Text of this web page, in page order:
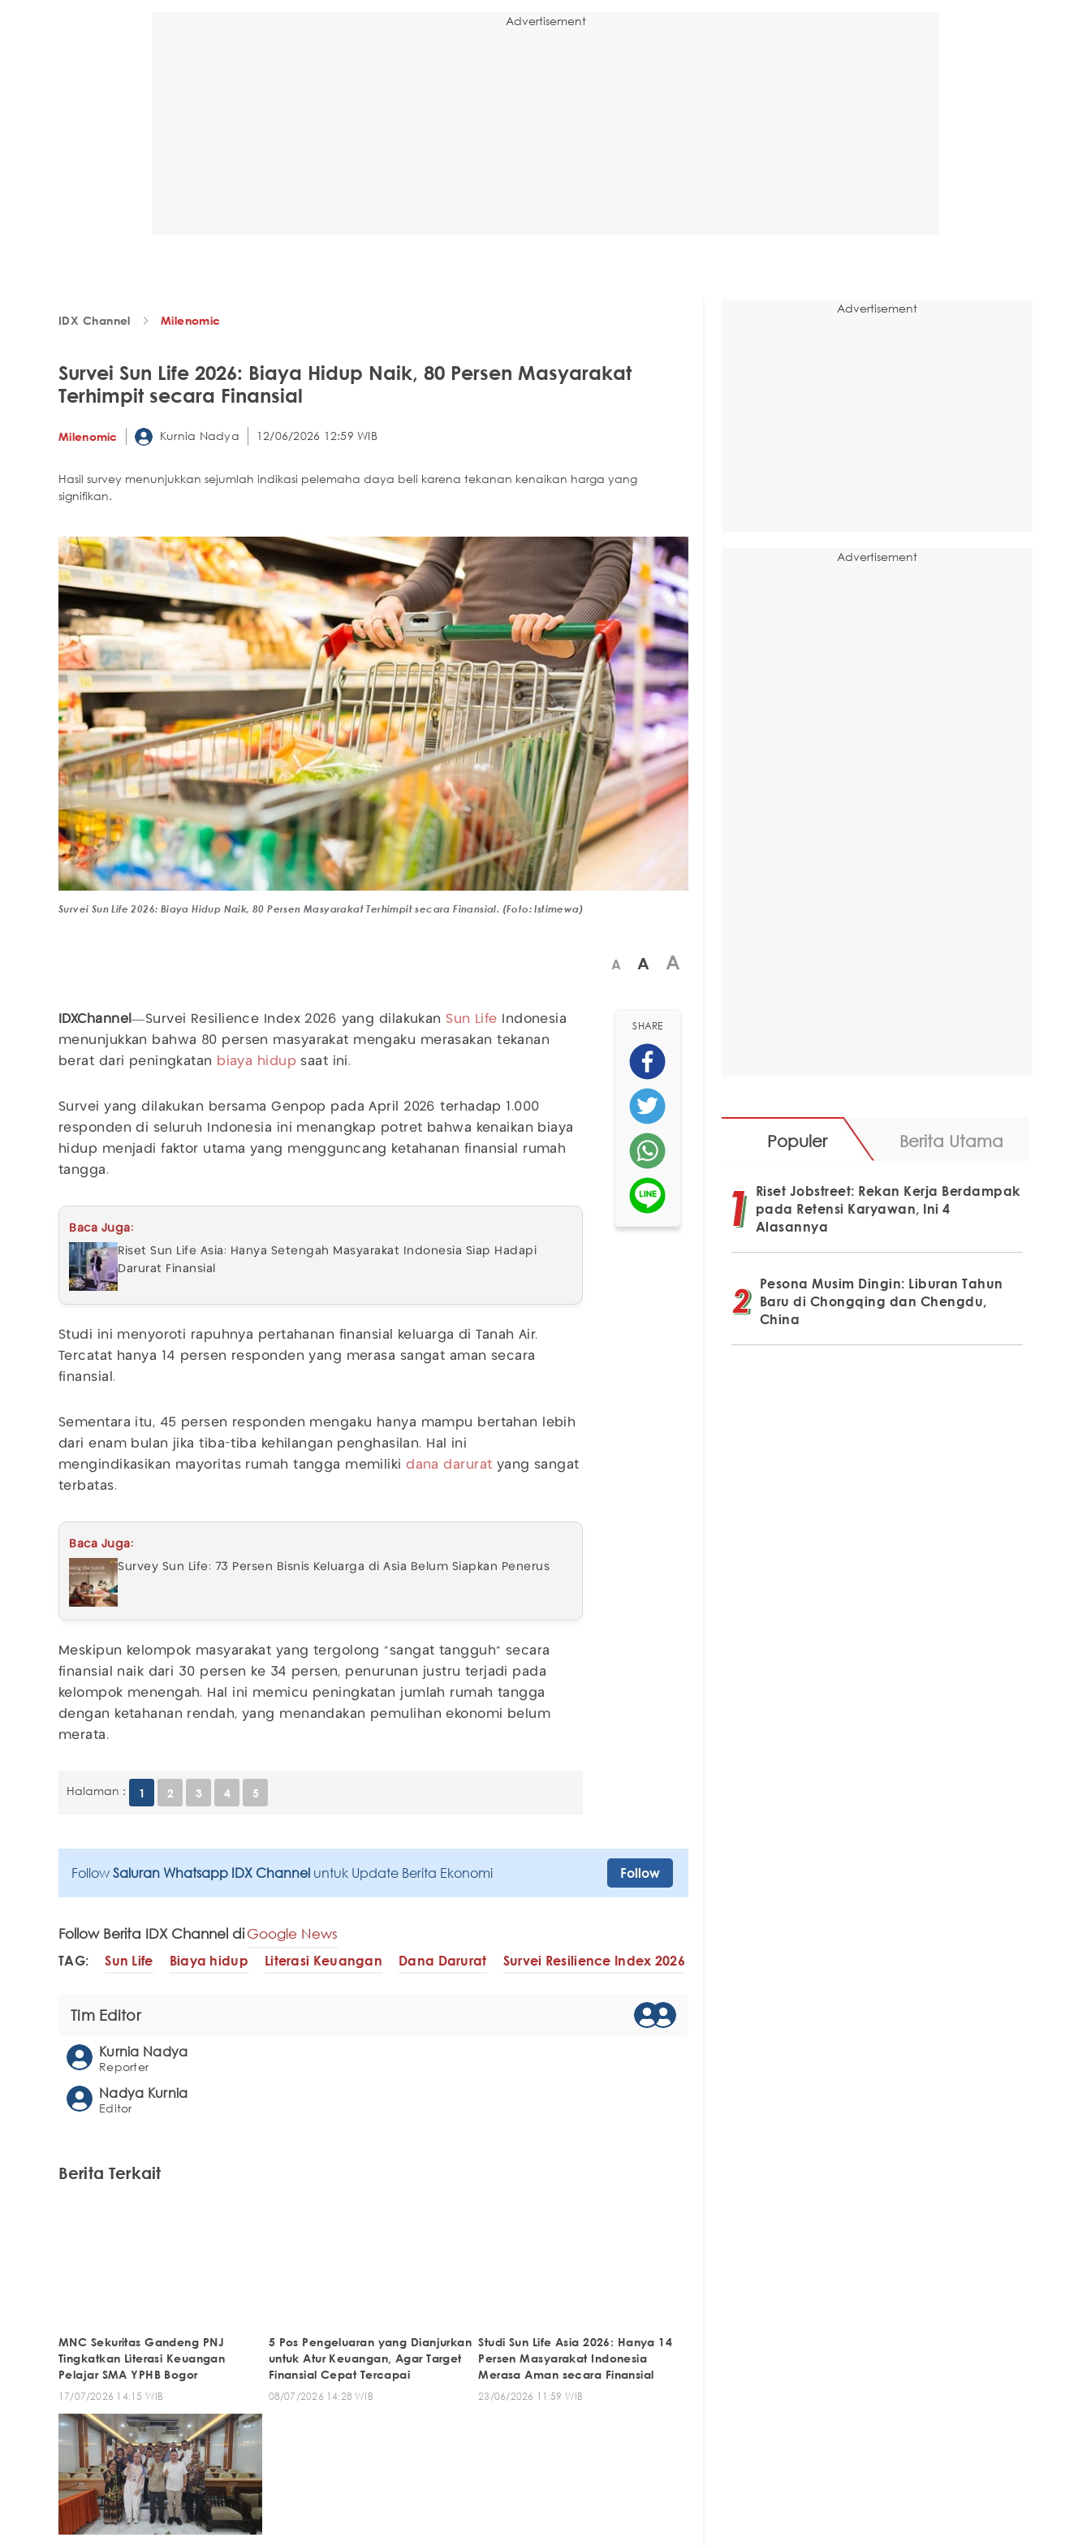
Advertisement
IDX Channel Milenomic
Survei Sun Life 2026: Biaya Hidup Naik, 80 Persen Masyarakat
Terhimpit secara Finansial
Milenomic Kurnia Nadya 12/06/2026 12:59 WIB
Hasil survey menunjukkan sejumlah indikasi pelemaha daya beli karena tekanan kenaikan harga yang
signifikan.
Survei Sun Life 2026: Biaya Hidup Naik, 80 Persen Masyarakat Terhimpit secara Finansial. (Foto: Istimewa)
A A A
IDXChannel—Survei Resilience Index 2026 yang dilakukan Sun Life Indonesia
menunjukkan bahwa 80 persen masyarakat mengaku merasakan tekanan
berat dari peningkatan biaya hidup saat ini.
Survei yang dilakukan bersama Genpop pada April 2026 terhadap 1.000
responden di seluruh Indonesia ini menangkap potret bahwa kenaikan biaya
hidup menjadi faktor utama yang mengguncang ketahanan finansial rumah
tangga.
Baca Juga:
Riset Sun Life Asia: Hanya Setengah Masyarakat Indonesia Siap Hadapi
Darurat Finansial
Studi ini menyoroti rapuhnya pertahanan finansial keluarga di Tanah Air.
Tercatat hanya 14 persen responden yang merasa sangat aman secara
finansial.
Sementara itu, 45 persen responden mengaku hanya mampu bertahan lebih
dari enam bulan jika tiba-tiba kehilangan penghasilan. Hal ini
mengindikasikan mayoritas rumah tangga memilikidana darurat yang sangat
terbatas.
Baca Juga:
Survey Sun Life: 73 Persen Bisnis Keluarga di Asia Belum Siapkan Penerus
Meskipun kelompok masyarakat yang tergolong "sangat tangguh" secara
finansial naik dari 30 persen ke 34 persen, penurunan justru terjadi pada
kelompok menengah. Hal ini memicu peningkatan jumlah rumah tangga
dengan ketahanan rendah, yang menandakan pemulihan ekonomi belum
merata.
Halaman : 1 2 3 4 5
SHARE
Follow Saluran Whatsapp IDX Channel untuk Update Berita Ekonomi Follow
Follow Berita IDX Channel diGoogle News
TAG: Sun Life Biaya hidup Literasi Keuangan Dana Darurat Survei Resilience Index 2026
Tim Editor
Kurnia Nadya
Reporter
Nadya Kurnia
Editor
Berita Terkait
MNC Sekuritas Gandeng PNJ
Tingkatkan Literasi Keuangan
Pelajar SMA YPHB Bogor
17/07/2026 14:15 WIB
5 Pos Pengeluaran yang Dianjurkan
untuk Atur Keuangan, Agar Target
Finansial Cepat Tercapai
08/07/2026 14:28 WIB
Studi Sun Life Asia 2026: Hanya 14
Persen Masyarakat Indonesia
Merasa Aman secara Finansial
23/06/2026 11:59 WIB
Advertisement
Advertisement
Populer Berita Utama
Riset Jobstreet: Rekan Kerja Berdampak
pada Retensi Karyawan, Ini 4
Alasannya
Pesona Musim Dingin: Liburan Tahun
Baru di Chongqing dan Chengdu,
China